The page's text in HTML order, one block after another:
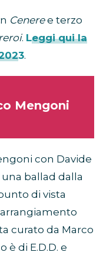
Ceneree terzo
. Leggi qui la
.
Mengoni
con Davide
ballad dalla
di vista
curato da Marco
è di E.D.D. e